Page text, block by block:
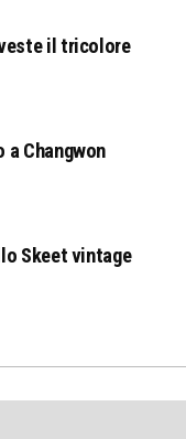
il tricolore
Changwon
Skeet vintage